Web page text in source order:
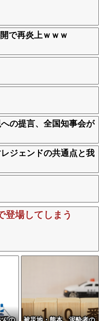
で再炎上ｗｗｗ
の提言、全国知事会が
ジェンドの共通点と我
登場してしまう